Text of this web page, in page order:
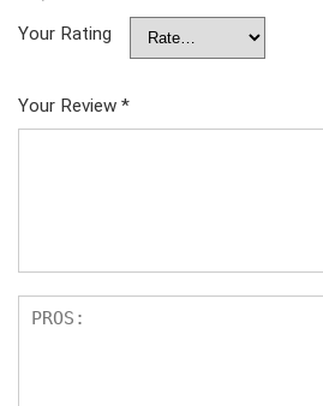
Your Rating
Your Review *